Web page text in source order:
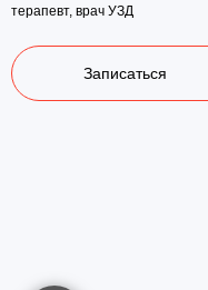
терапевт, врач УЗД
Записаться